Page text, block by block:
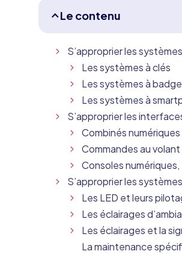
Le contenu
S’approprier les
Les systèmes à clés
Les systèmes à
Les systèmes à
S’approprier les
Combinés
Commandes au
Consoles
S’approprier les
Les LED et leurs
Les éclairages
Les éclairages et la
La maintenance